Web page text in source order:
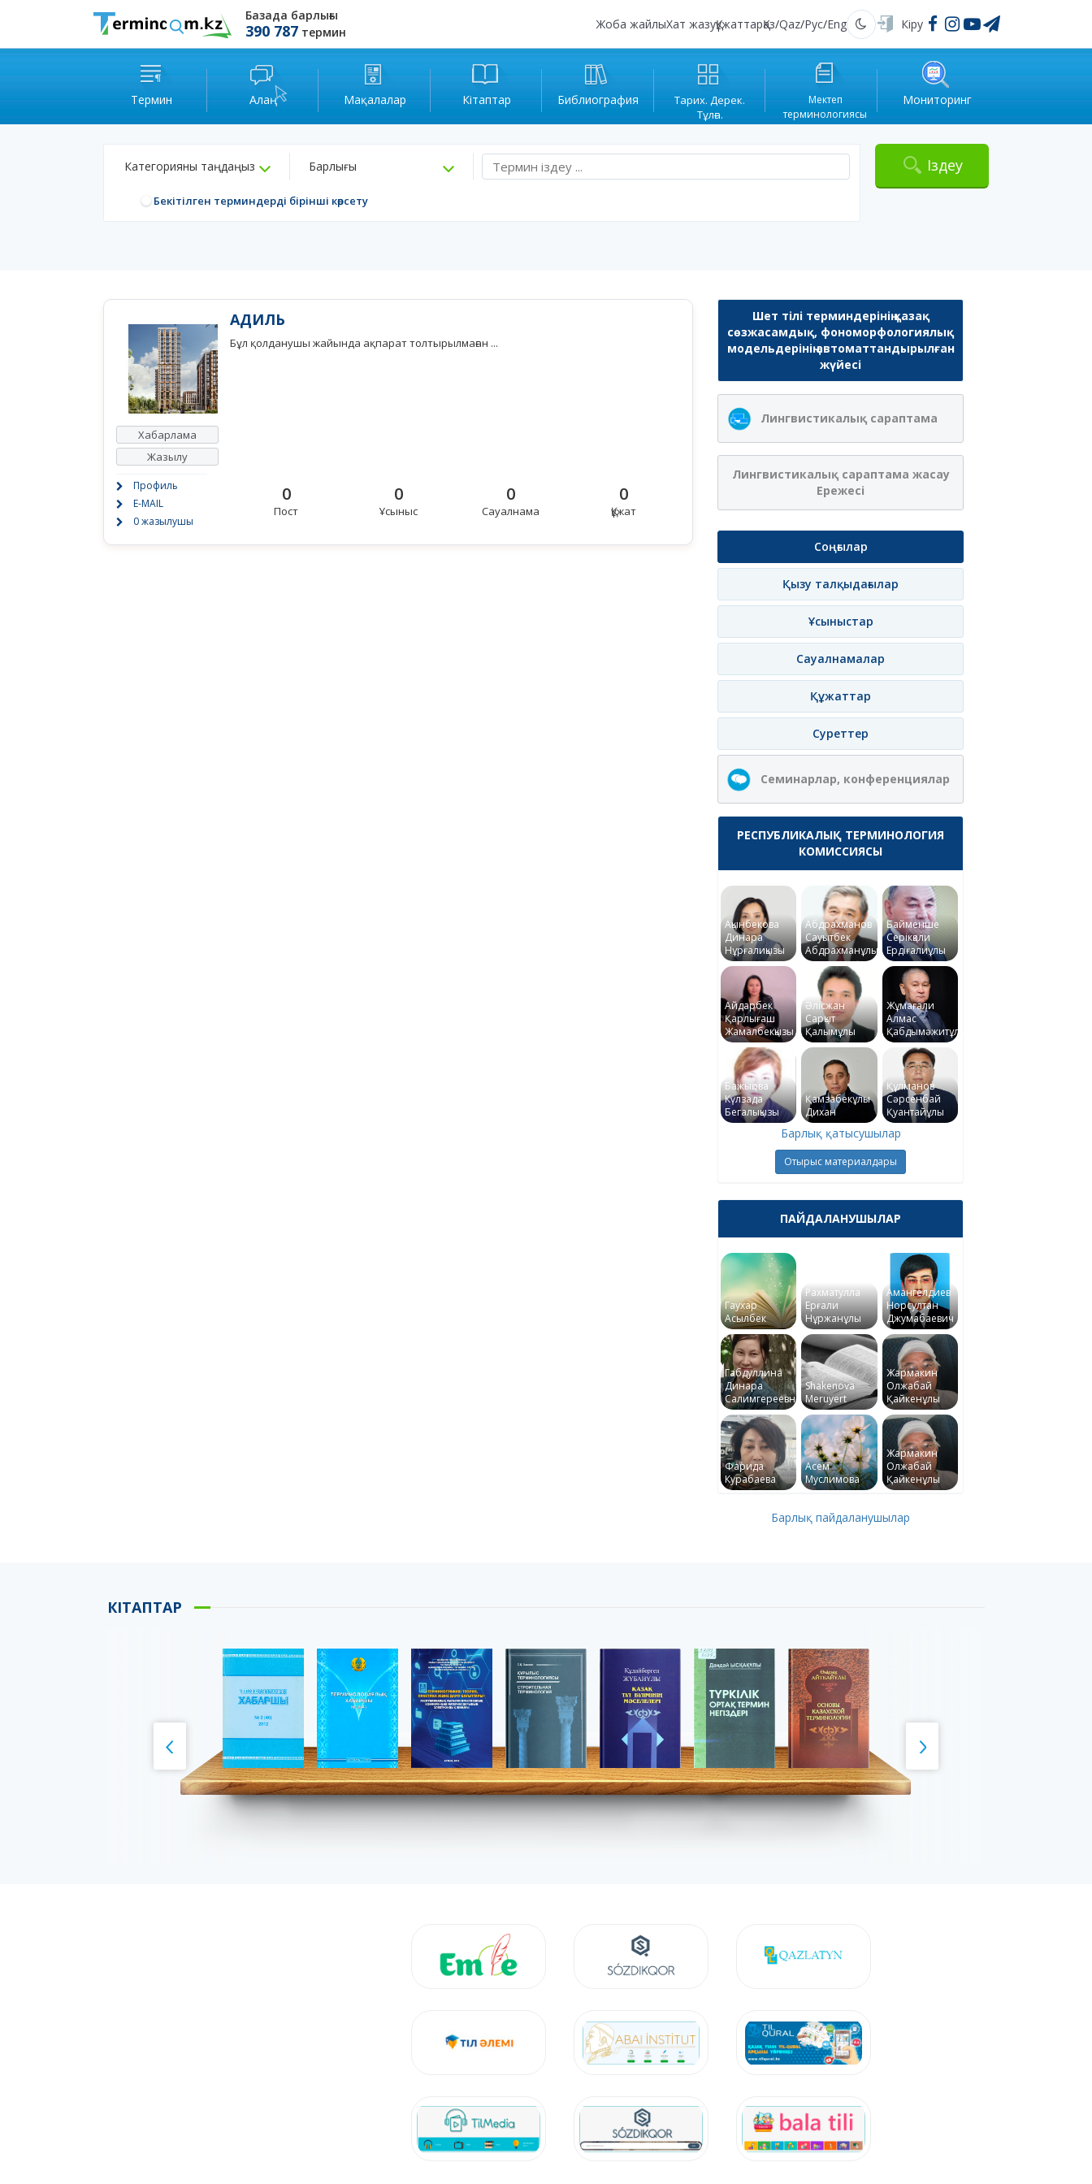
Базада барлығы
390 787 термин
Жоба жайлыХат жазуҚұжаттарҚаз/Qaz/Рус/Eng Қараңғы Кіру
Термин Алаң Мақалалар Кітаптар Библиография
Тарих. Дерек.
Тұлға.
Мектеп
терминологиясы
Мониторинг
Категорияны таңдаңыз Барлығы
Бекітілген терминдерді бірінші көрсету
Іздеу
Хабарлама
Жазылу
Профиль
E-MAIL
0 жазылушы
АДИЛЬ
Бұл қолданушы жайында ақпарат толтырылмаған ...
0
Пост
0
Ұсыныс
0
Сауалнама
0
Құжат
Шет тілі терминдерінің қазақ
сөзжасамдық, фономорфологиялық
модельдерінің автоматтандырылған
жүйесі
Лингвистикалық сараптама
Лингвистикалық сараптама жасау
Ережесі
Соңғылар
Қызу талқыдағылар
Ұсыныстар
Сауалнамалар
Құжаттар
Суреттер
Семинарлар, конференциялар
РЕСПУБЛИКАЛЫҚ ТЕРМИНОЛОГИЯ
КОМИССИЯСЫ
Ақынбекова
Динара
Нұрғалиқызы
Абдрахманов
Сауытбек
Абдрахманұлы
Байменше
Серікқали
Ердіғалиұлы
Айдарбек
Қарлығаш
Жамалбекқызы
Әлісжан
Сарқыт
Қалымұлы
Жұмағали
Алмас
Қабдымәжитұлы
Бажықова
Күлзада
Бегалықызы
Қамзабекұлы
Дихан
Құлманов
Сәрсенбай
Қуантайұлы
Барлық қатысушылар
Отырыс материалдары
ПАЙДАЛАНУШЫЛАР
Гаухар
Асылбек
Рахматулла
Ерғали
Нұржанұлы
Амангелдиев
Норсултан
Джумабаевич
Габдуллина
Динара
Салимгереевна
Shakenova
Meruyert
Жармакин
Олжабай
Қайкенұлы
Фарида
Курабаева
Асем
Муслимова
Жармакин
Олжабай
Қайкенұлы
Барлық пайдаланушылар
КІТАПТАР